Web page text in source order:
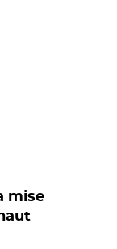
mise